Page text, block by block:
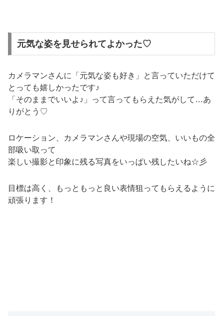
元気な姿を見せられてよかった♡
カメラマンさんに「元気な姿も好き」と言っていただけて
とっても嬉しかったです♪
「そのままでいいよ♪」って言ってもらえた気がして…あ
りがとう♡
ロケーション、カメラマンさんや現場の空気、いいもの全
部吸い取って
楽しい撮影と印象に残る写真をいっぱい残したいね☆彡
目標は高く、もっともっと良い表情狙ってもらえるように
頑張ります！